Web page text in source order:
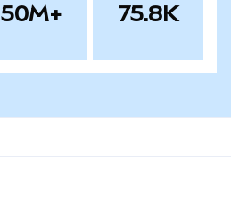
50M+ 75.8K